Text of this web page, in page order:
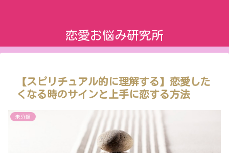
恋愛お悩み研究所
【スピリチュアル的に理解する】恋愛した
くなる時のサインと上手に恋する方法
未分類